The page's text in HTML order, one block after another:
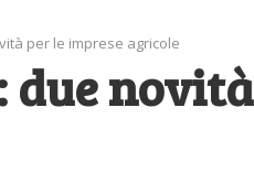
per le imprese agricole
due